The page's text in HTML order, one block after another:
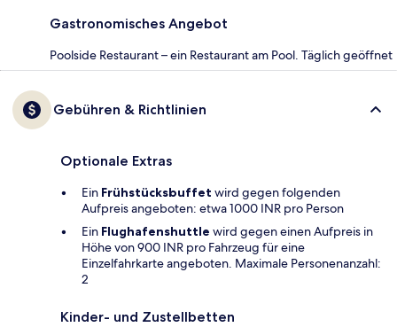
Gastronomisches Angebot
Poolside Restaurant – ein Restaurant am Pool. Täglich geöffnet
Gebühren & Richtlinien
Optionale Extras
Ein Frühstücksbuffet wird gegen folgenden
Aufpreis angeboten: etwa 1000 INR pro Person
Ein Flughafenshuttle wird gegen einen Aufpreis in
Höhe von 900 INR pro Fahrzeug für eine
Einzelfahrkarte angeboten. Maximale Personenanzahl:
2
Kinder- und Zustellbetten